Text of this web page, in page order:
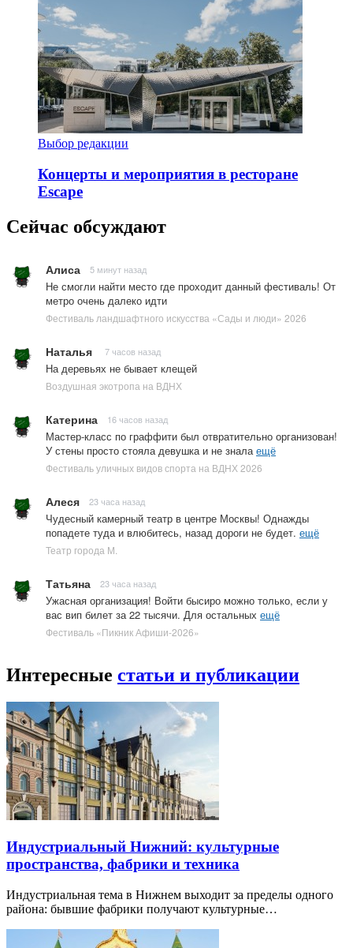
Выбор редакции
Концерты и мероприятия в ресторане
Escape
Сейчас обсуждают
Алиса 5 минут назад
Не смогли найти место где проходит данный фестиваль! От
метро очень далеко идти
Фестиваль ландшафтного искусства «Сады и люди» 2026
Наталья 7 часов назад
На деревьях не бывает клещей
Воздушная экотропа на ВДНХ
Катерина 16 часов назад
Мастер-класс по граффити был отвратительно организован!
У стены просто стояла девушка и не зналаещё
Фестиваль уличных видов спорта на ВДНХ 2026
Алеся 23 часа назад
Чудесный камерный театр в центре Москвы! Однажды
попадете туда и влюбитесь, назад дороги не будет. ещё
Театр города М.
Татьяна 23 часа назад
Ужасная организация! Войти бысиро можно только, если у
вас вип билет за 22 тысячи. Для остальных ещё
Фестиваль «Пикник Афиши-2026»
Интересные статьи и публикации
Индустриальный Нижний: культурные
пространства, фабрики и техника
Индустриальная тема в Нижнем выходит за пределы одного
района: бывшие фабрики получают культурные…